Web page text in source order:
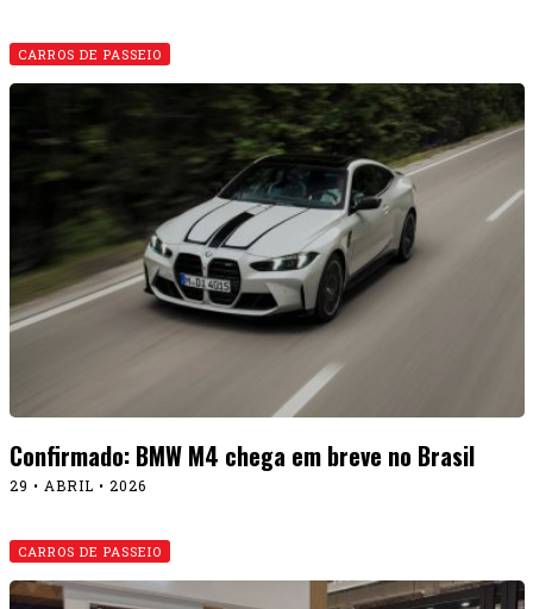
Confirmado: BMW M4 chega em breve no Brasil
29 • ABRIL • 2026
CARROS DE PASSEIO